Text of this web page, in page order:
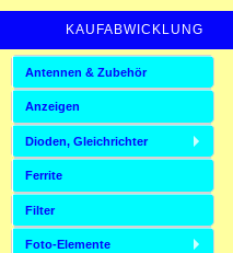
KAUFABWICKLUNG
ZAHLUNGSARTEN
Antennen & Zubehör
Anzeigen
Dioden, Gleichrichter
Ferrite
Filter
Foto-Elemente